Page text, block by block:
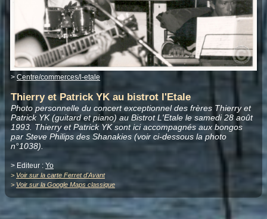
> Centre/commerces/l-etale
Thierry et Patrick YK au bistrot l'Etale
Photo personnelle du concert exceptionnel des frères Thierry et
Patrick YK (guitard et piano) au Bistrot L'Etale le samedi 28 août
1993. Thierry et Patrick YK sont ici accompagnés aux bongos
par Steve Philips des Shanakies (voir ci-dessous la photo
n°1038).
> Editeur : Yo
> Voir sur la carte Ferret d'Avant
> Voir sur la Google Maps classique